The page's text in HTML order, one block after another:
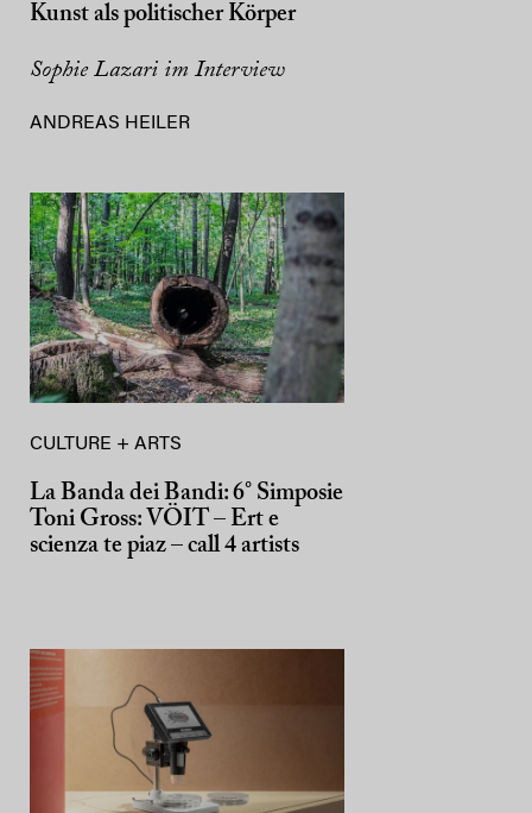
Kunst als politischer Körper
Sophie Lazari im Interview
ANDREAS HEILER
CULTURE + ARTS
La Banda dei Bandi: 6° Simposie
Toni Gross: VÖIT – Ert e
scienza te piaz – call 4 artists